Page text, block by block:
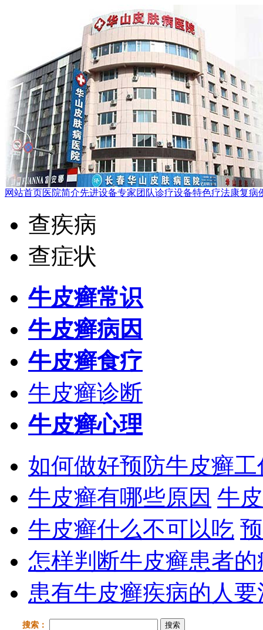
网站首页医院简介先进设备专家团队诊疗设备特色疗法康复病
查疾病
查症状
牛皮癣常识
牛皮癣病因
牛皮癣食疗
牛皮癣诊断
牛皮癣心理
如何做好预防牛皮癣工
牛皮癣有哪些原因 牛
牛皮癣什么不可以吃
怎样判断牛皮癣患者的
患有牛皮癣疾病的人要
搜索： 搜索